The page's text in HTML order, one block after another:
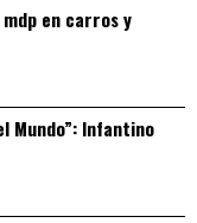
en carros y
Mundo”: Infantino